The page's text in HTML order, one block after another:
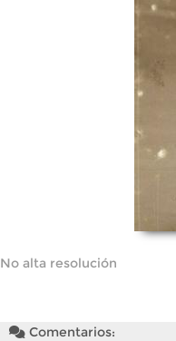
No alta resolución
Comentarios: